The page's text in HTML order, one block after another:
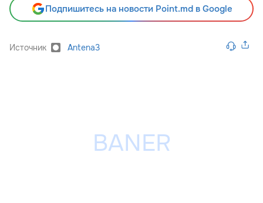
Подпишитесь на новости Point.md в Google
Источник Antena3